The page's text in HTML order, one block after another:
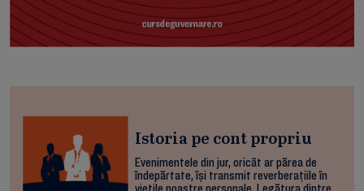
Istoria pe cont propriu
Evenimentele din jur, oricât ar părea de
îndepărtate, își transmit reverberațiile în
viețile noastre personale. Legătura dintre